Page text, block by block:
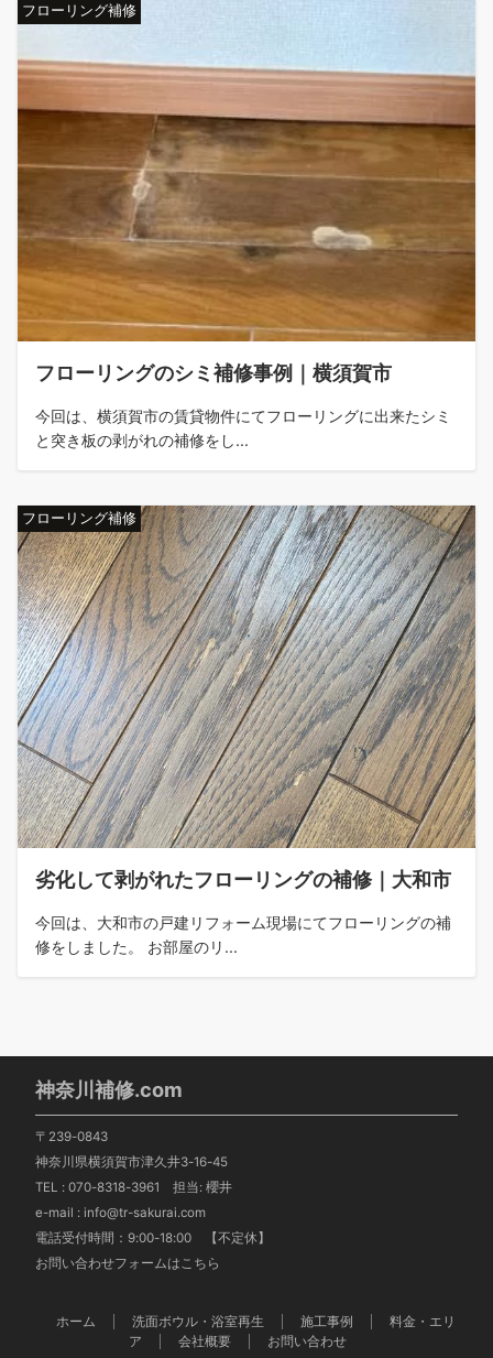
フローリング補修
フローリングのシミ補修事例｜横須賀市
今回は、横須賀市の賃貸物件にてフローリングに出来たシミ
と突き板の剥がれの補修をし...
フローリング補修
劣化して剥がれたフローリングの補修｜大和市
今回は、大和市の戸建リフォーム現場にてフローリングの補
修をしました。 お部屋のリ...
神奈川補修.com
〒239-0843
神奈川県横須賀市津久井3-16-45
TEL : 070-8318-3961 担当: 櫻井
e-mail : info@tr-sakurai.com
電話受付時間：9:00-18:00 【不定休】
お問い合わせフォームはこちら
ホーム 洗面ボウル・浴室再生 施工事例
料金・エリ
ア
会社概要 お問い合わせ